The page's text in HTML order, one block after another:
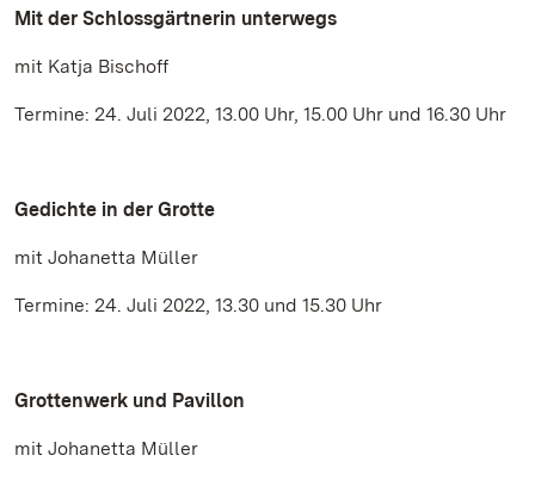
Mit der Schlossgärtnerin unterwegs
mit Katja Bischoff
Termine: 24. Juli 2022, 13.00 Uhr, 15.00 Uhr und 16.30 Uhr
Gedichte in der Grotte
mit Johanetta Müller
Termine: 24. Juli 2022, 13.30 und 15.30 Uhr
Grottenwerk und Pavillon
mit Johanetta Müller